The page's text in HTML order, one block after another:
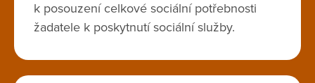
k posouzení celkové sociální potřebnosti
žadatele k poskytnutí sociální služby.